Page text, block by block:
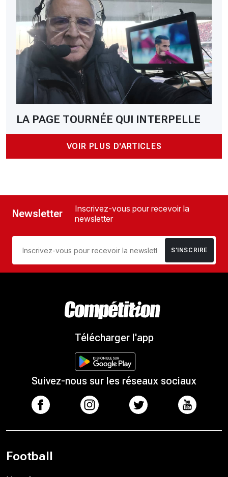
LA PAGE TOURNÉE QUI INTERPELLE
VOIR PLUS D'ARTICLES
Newsletter
Inscrivez-vous pour recevoir la
newsletter
S’INSCRIRE
Télécharger l'app
Suivez-nous sur les réseaux sociaux
Football